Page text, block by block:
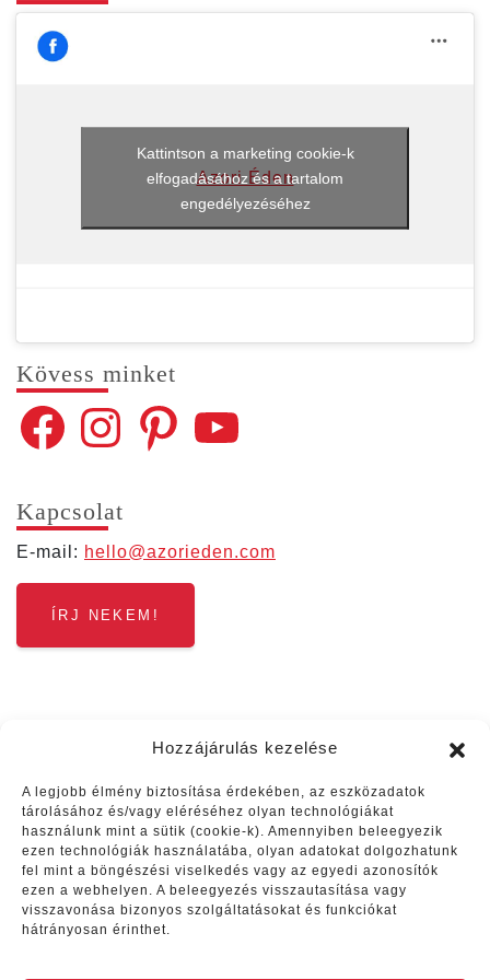
Hozzájárulás kezelése
A legjobb élmény biztosítása érdekében, az eszközadatok
tárolásához és/vagy eléréséhez olyan technológiákat
használunk mint a sütik (cookie-k). Amennyiben beleegyezik
ezen technológiák használatába, olyan adatokat dolgozhatunk
fel mint a böngészési viselkedés vagy az egyedi azonosítók
ezen a webhelyen. A beleegyezés visszautasítása vagy
visszavonása bizonyos szolgáltatásokat és funkciókat
hátrányosan érinthet.
Azori Éden
Kattintson a marketing cookie-k
elfogadásához és a tartalom
engedélyezéséhez
Kövess min­ket
FacebookInstagramPinterestYouTube
Kap­cso­lat
E‑mail: hello@​azorieden.​com
ÍRJ NEKEM!
Vélemények
Ritával farm túrára mentem